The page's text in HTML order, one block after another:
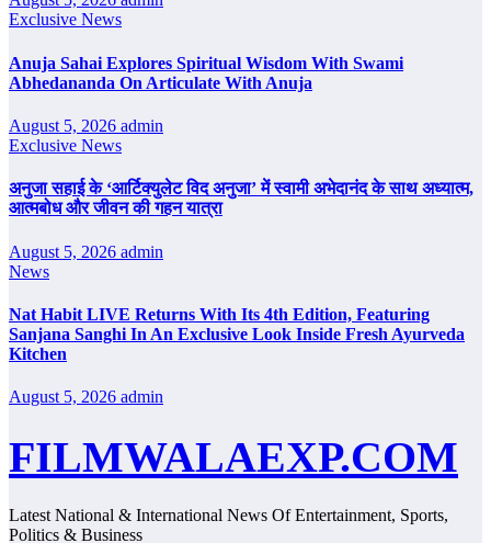
Exclusive News
Anuja Sahai Explores Spiritual Wisdom With Swami
Abhedananda On Articulate With Anuja
August 5, 2026 admin
Exclusive News
अनुजा सहाई के ‘आर्टिक्युलेट विद अनुजा’ में स्वामी अभेदानंद के साथ अध्यात्म,
आत्मबोध और जीवन की गहन यात्रा
August 5, 2026 admin
News
Nat Habit LIVE Returns With Its 4th Edition, Featuring
Sanjana Sanghi In An Exclusive Look Inside Fresh Ayurveda
Kitchen
August 5, 2026 admin
FILMWALAEXP.COM
Latest National & International News Of Entertainment, Sports,
Politics & Business